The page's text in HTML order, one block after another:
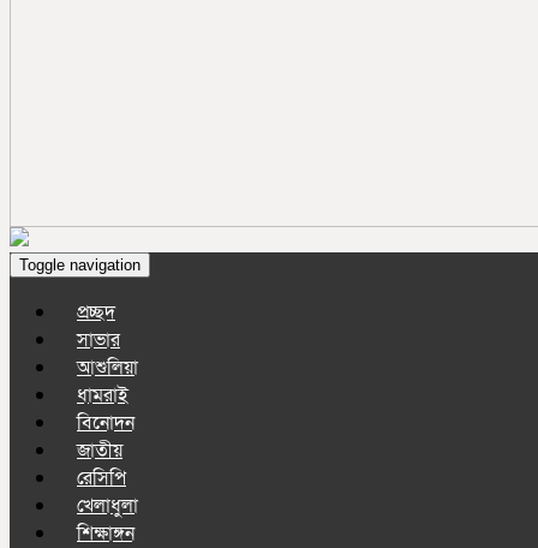
Toggle navigation
প্রচ্ছদ
সাভার
আশুলিয়া
ধামরাই
বিনোদন
জাতীয়
রেসিপি
খেলাধুলা
শিক্ষাঙ্গন